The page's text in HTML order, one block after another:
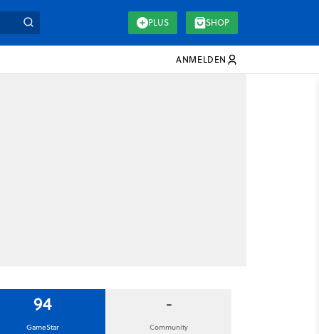
PLUS SHOP
ANMELDEN
94
GameStar
-
Community